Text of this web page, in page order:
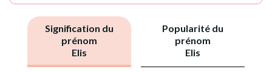
Signification du
prénom
Elis
Popularité du
prénom
Elis